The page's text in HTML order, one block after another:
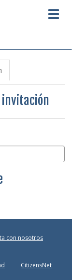
invitación
con nosotros
CitizensNet